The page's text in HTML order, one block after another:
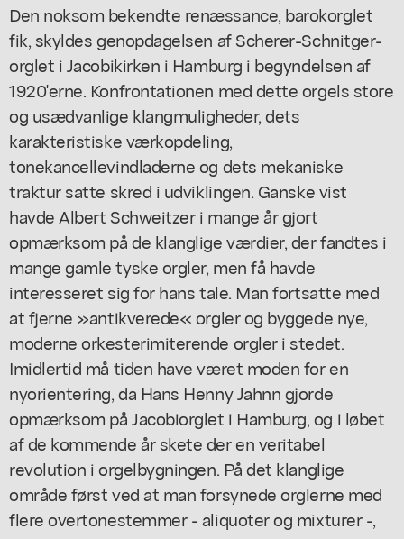
Den noksom bekendte renæssance, barokorglet
fik, skyldes genopdagelsen af Scherer-Schnitger-
orglet i Jacobikirken i Hamburg i begyndelsen af
1920'erne. Konfrontationen med dette orgels store
og usædvanlige klangmuligheder, dets
karakteristiske værkopdeling,
tonekancellevindladerne og dets mekaniske
traktur satte skred i udviklingen. Ganske vist
havde Albert Schweitzer i mange år gjort
opmærksom på de klanglige værdier, der fandtes i
mange gamle tyske orgler, men få havde
interesseret sig for hans tale. Man fortsatte med
at fjerne »antikverede« orgler og byggede nye,
moderne orkesterimiterende orgler i stedet.
Imidlertid må tiden have været moden for en
nyorientering, da Hans Henny Jahnn gjorde
opmærksom på Jacobiorglet i Hamburg, og i løbet
af de kommende år skete der en veritabel
revolution i orgelbygningen. På det klanglige
område først ved at man forsynede orglerne med
flere overtonestemmer - aliquoter og mixturer -,